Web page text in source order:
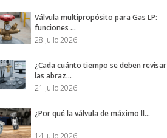
Válvula multipropósito para Gas LP:
funciones ...
28 Julio 2026
¿Cada cuánto tiempo se deben revisar
las abraz...
21 Julio 2026
¿Por qué la válvula de máximo ll...
14 Julio 2026